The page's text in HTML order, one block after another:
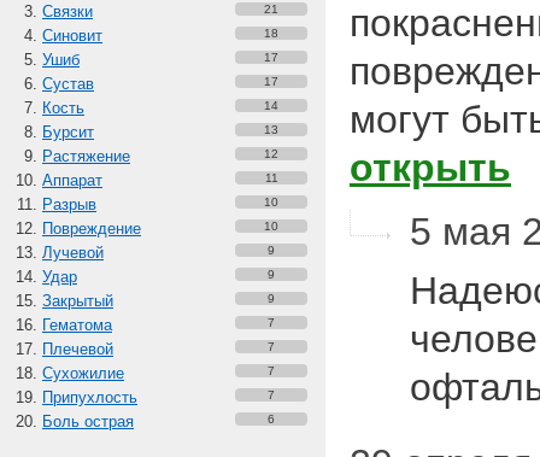
Связки 21
Синовит 18
Ушиб 17
Сустав 17
Кость 14
Бурсит 13
Растяжение 12
Аппарат 11
Разрыв 10
Повреждение 10
Лучевой 9
Удар 9
Закрытый 9
Гематома 7
Плечевой 7
Сухожилие 7
Припухлость 7
Боль острая 6
могут
открыть
5 мая